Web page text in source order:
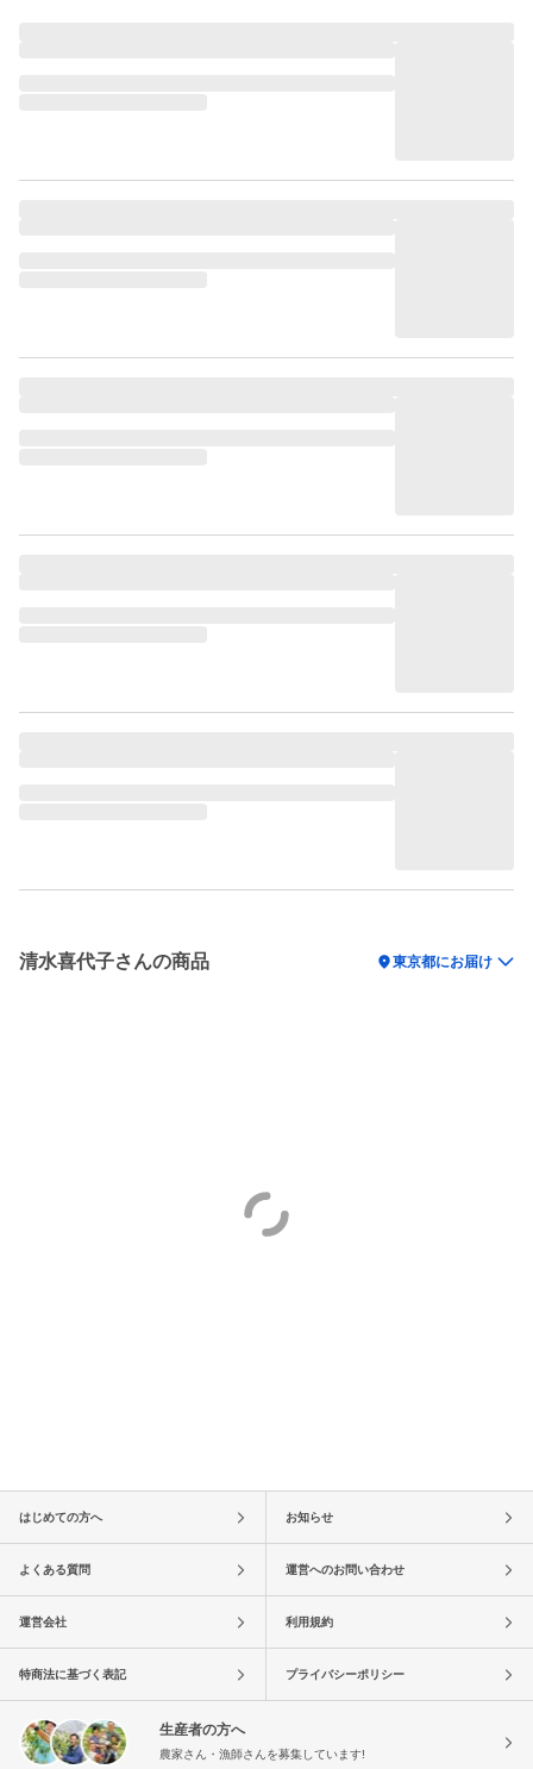
清水喜代子さんの商品 location_on東京都にお届け
はじめての方へ お知らせ
よくある質問 運営へのお問い合わせ
運営会社 利用規約
特商法に基づく表記 プライバシーポリシー
生産者の方へ
農家さん・漁師さんを募集しています!